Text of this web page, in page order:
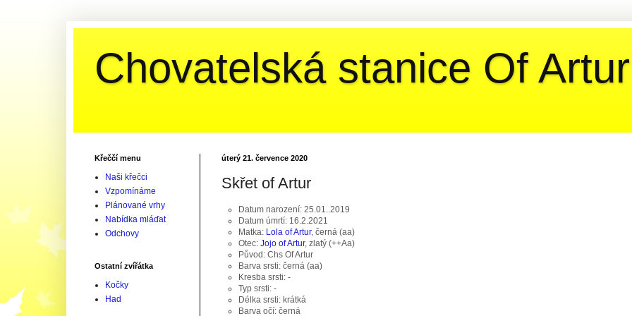
Chovatelská stanice Of
úterý 21. července 2020
Skřet of Artur
Datum narození: 25.01..2019
Datum úmrtí: 16.2.2021
Matka: Lola of Artur, černá (aa)
Otec: Jojo of Artur, zlatý (++Aa)
Původ: Chs Of Artur
Barva srsti: černá (aa)
Kresba srsti: -
Typ srsti: -
Délka srsti: krátká
Barva očí: černá
Křeččí menu
Naši křečci
Vzpomínáme
Plánované vrhy
Nabídka mláďat
Odchovy
Ostatní zvířátka
Kočky
Had